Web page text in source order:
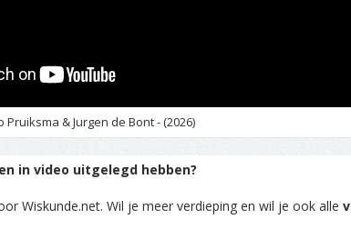
& Jurgen de Bont - (2026)
in video uitgelegd hebben?
Wiskunde.net. Wil je meer verdieping en wil je ook alle